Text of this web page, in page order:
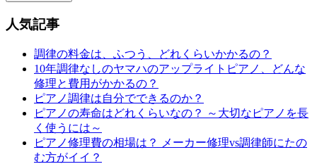
人気記事
調律の料金は、ふつう、どれくらいかかるの？
10年調律なしのヤマハのアップライトピアノ、どんな
修理と費用がかかるの？
ピアノ調律は自分でできるのか？
ピアノの寿命はどれくらいなの？ ～大切なピアノを長
く使うには～
ピアノ修理費の相場は？ メーカー修理vs調律師にたの
む方がイイ？